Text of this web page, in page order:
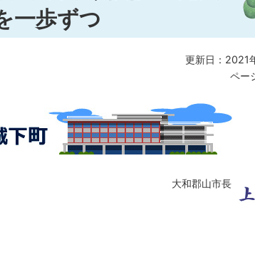
一歩ずつ
更新日：2021
ペー
大和郡山市長